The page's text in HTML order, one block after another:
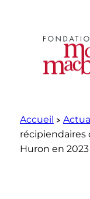
Accueil
récipiendaires
Huron en 2023